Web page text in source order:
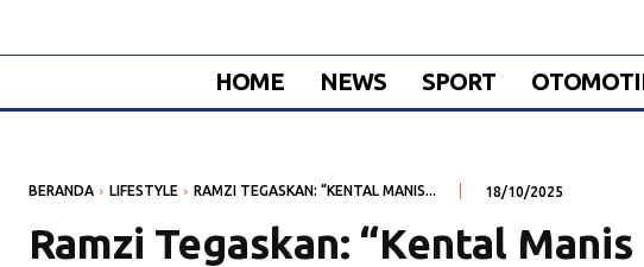
HOME NEWS SPORT
BERANDA LIFESTYLE RAMZI TEGASKAN: “KENTAL MANIS... 18/10/2025
Ramzi Tegaskan: “Kental Manis